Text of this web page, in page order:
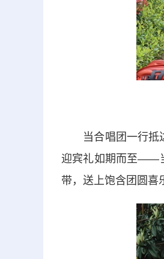
当合唱团一行抵达
迎宾礼如期而至——
带，送上饱含团圆喜